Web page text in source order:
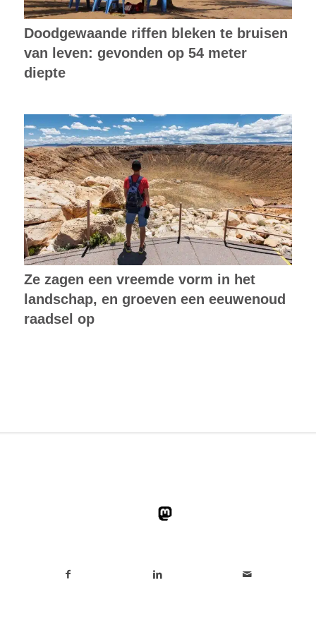
Doodgewaande riffen bleken te bruisen
van leven: gevonden op 54 meter
diepte
Ze zagen een vreemde vorm in het
landschap, en groeven een eeuwenoud
raadsel op